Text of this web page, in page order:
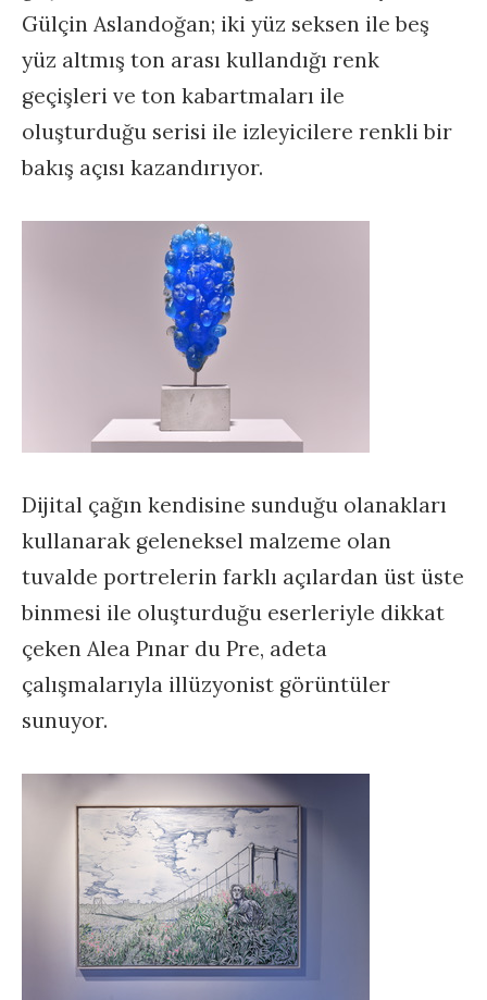
Gülçin Aslandoğan; iki yüz seksen ile beş
yüz altmış ton arası kullandığı renk
geçişleri ve ton kabartmaları ile
oluşturduğu serisi ile izleyicilere renkli bir
bakış açısı kazandırıyor.
Dijital çağın kendisine sunduğu olanakları
kullanarak geleneksel malzeme olan
tuvalde portrelerin farklı açılardan üst üste
binmesi ile oluşturduğu eserleriyle dikkat
çeken Alea Pınar du Pre, adeta
çalışmalarıyla illüzyonist görüntüler
sunuyor.